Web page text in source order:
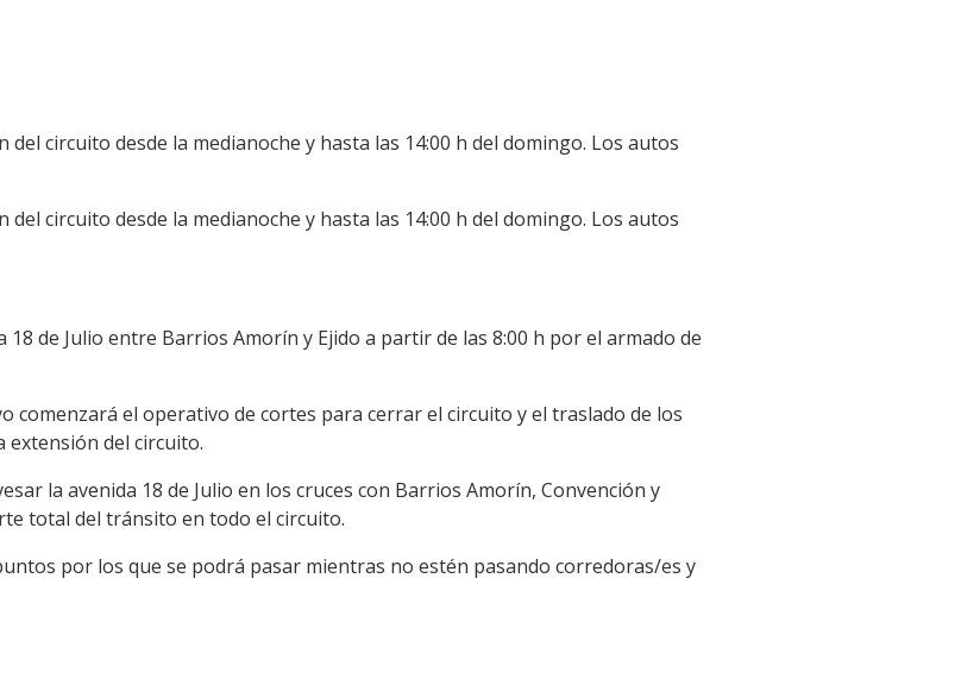
circuito desde la medianoche y hasta las 14:00 h del domingo. Los autos
circuito desde la medianoche y hasta las 14:00 h del domingo. Los autos
18 de Julio entre Barrios Amorín y Ejido a partir de las 8:00 h por el armado de
comenzará el operativo de cortes para cerrar el circuito y el traslado de los
extensión del circuito.
la avenida 18 de Julio en los cruces con Barrios Amorín, Convención y
total del tránsito en todo el circuito.
por los que se podrá pasar mientras no estén pasando corredoras/es y